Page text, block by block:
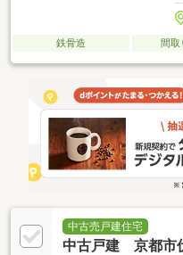
鉄骨造 間取
中古売戸建住宅
中古戸建 京都市